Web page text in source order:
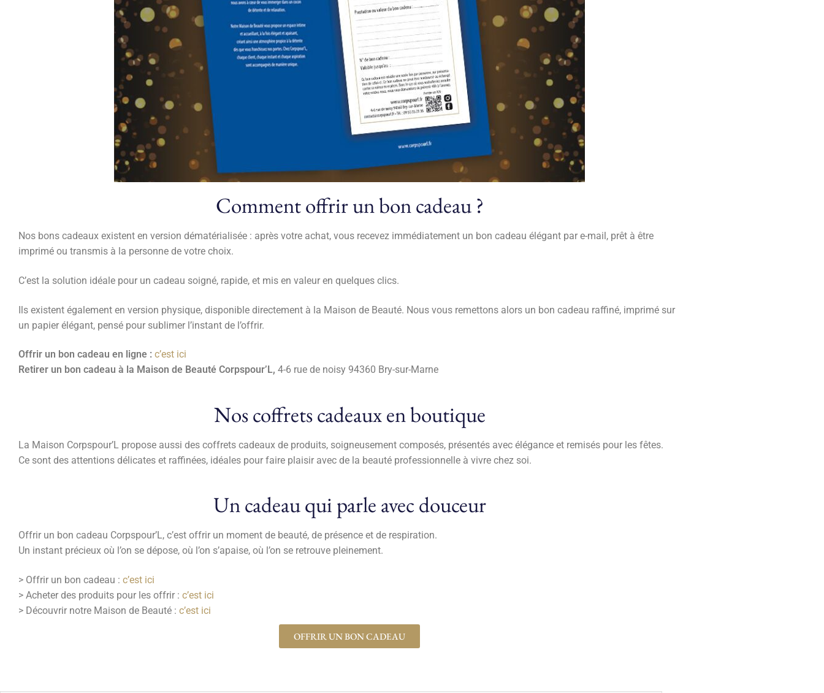
Comment offrir un bon cadeau ?
Nos bons cadeaux existent en version dématérialisée : après votre achat, vous recevez immédiatement un bon cadeau élégant par e-mail, prêt à être
imprimé ou transmis à la personne de votre choix.
C’est la solution idéale pour un cadeau soigné, rapide, et mis en valeur en quelques clics.
Ils existent également en version physique, disponible directement à la Maison de Beauté. Nous vous remettons alors un bon cadeau raffiné, imprimé sur
un papier élégant, pensé pour sublimer l’instant de l’offrir.
Offrir un bon cadeau en ligne : c’est ici
Retirer un bon cadeau à la Maison de Beauté Corpspour’L, 4-6 rue de noisy 94360 Bry-sur-Marne
Nos coffrets cadeaux en boutique
La Maison Corpspour’L propose aussi des coffrets cadeaux de produits, soigneusement composés, présentés avec élégance et remisés pour les fêtes.
Ce sont des attentions délicates et raffinées, idéales pour faire plaisir avec de la beauté professionnelle à vivre chez soi.
Un cadeau qui parle avec douceur
Offrir un bon cadeau Corpspour’L, c’est offrir un moment de beauté, de présence et de respiration.
Un instant précieux où l’on se dépose, où l’on s’apaise, où l’on se retrouve pleinement.
> Offrir un bon cadeau : c’est ici
> Acheter des produits pour les offrir : c’est ici
> Découvrir notre Maison de Beauté : c’est ici
OFFRIR UN BON CADEAU